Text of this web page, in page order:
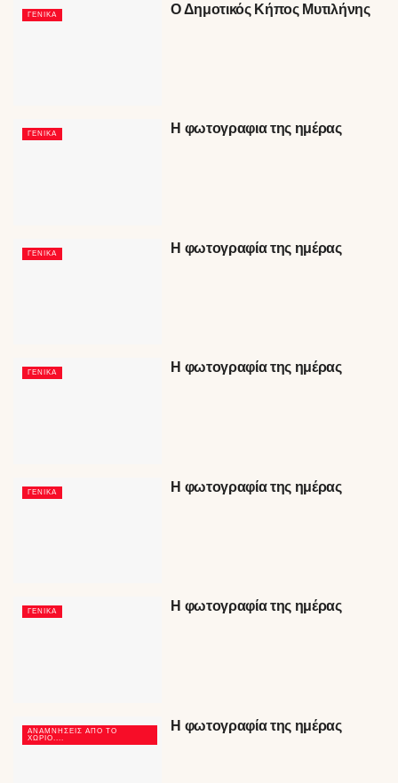
ΓΕΝΙΚΆ Ο Δημοτικός Κήπος Μυτιλήνης
ΓΕΝΙΚΆ Η φωτογραφια της ημέρας
ΓΕΝΙΚΆ Η φωτογραφία της ημέρας
ΓΕΝΙΚΆ Η φωτογραφία της ημέρας
ΓΕΝΙΚΆ Η φωτογραφία της ημέρας
ΓΕΝΙΚΆ Η φωτογραφία της ημέρας
ΑΝΑΜΝΉΣΕΙΣ ΑΠΟ ΤΟ
ΧΩΡΙΌ....
Η φωτογραφία της ημέρας